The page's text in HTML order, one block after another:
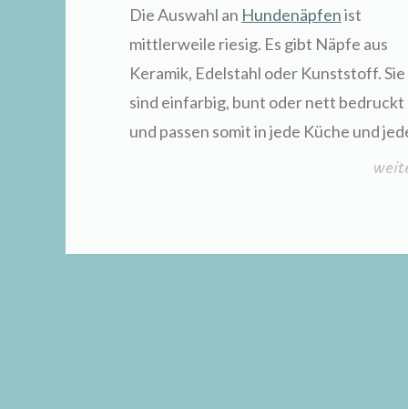
Die Auswahl an Hundenäpfenist
mittlerweile riesig. Es gibt Näpfe aus
Keramik, Edelstahl oder Kunststoff. Sie
sind einfarbig, bunt oder nett bedruckt
und passen somit in jede Küche und